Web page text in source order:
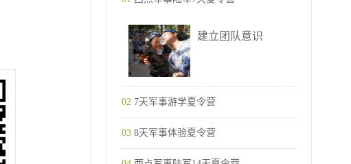
建立团队意识
02 7天军事游学夏令营
03 8天军事体验夏令营